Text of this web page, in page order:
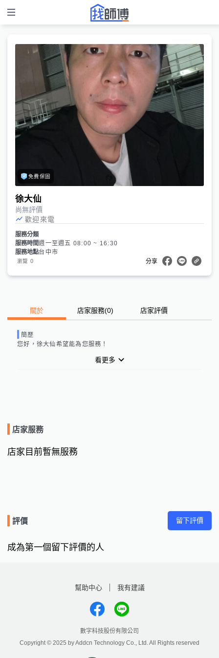
免費保固
徐大仙
尚無評價
歡迎來電
服務分類
服務時間週一至週五 08:00 ~ 16:30
服務地點台中市
瀏覽 0 分享
關於 店家服務(0) 店家評價
簡歷
您好， 徐大仙希望能為您服務！
看更多
店家服務
店家目前暫無服務
評價 留下評價
成為第一個留下評價的人
幫助中心 我有建議
數字科技股份有限公司
Copyright © 2025 by Addcn Technology Co., Ltd. All Rights reserved